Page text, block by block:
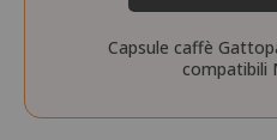
Capsule caffè
compatibili